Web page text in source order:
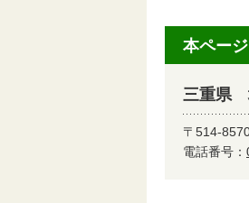
本ペー
三重県
〒514-
電話番号：